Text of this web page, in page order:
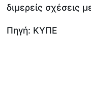
διμερείς σχέσεις
Πηγή: ΚΥΠΕ